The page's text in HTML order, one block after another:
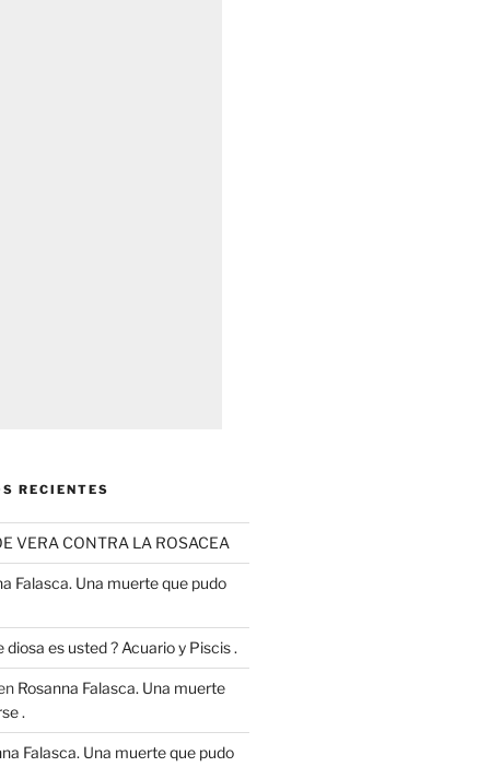
RECIENTES
VERA CONTRA LA ROSACEA
Falasca. Una muerte que pudo
diosa es usted ? Acuario y Piscis .
Rosanna Falasca. Una muerte
.
Falasca. Una muerte que pudo